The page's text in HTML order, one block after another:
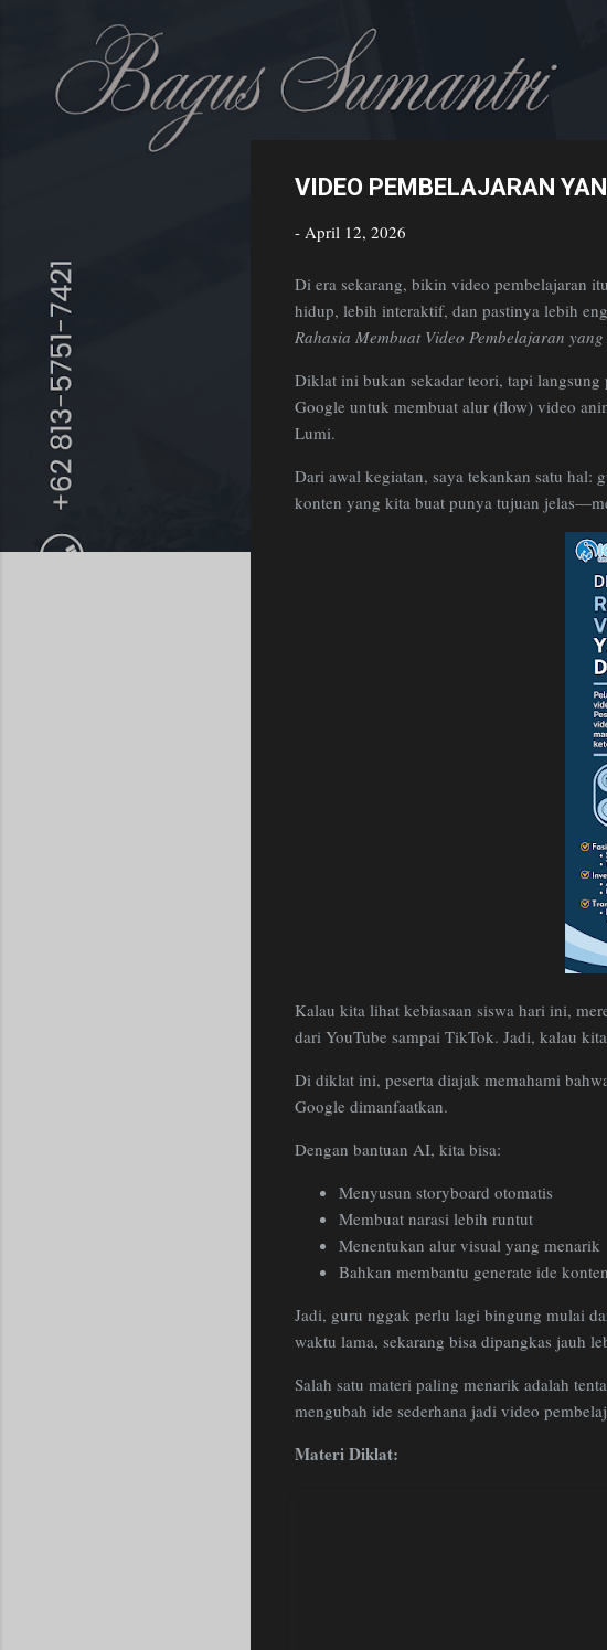
Bagus Sumantri
Golden Age Educator
VIDEO PEMBELAJARAN
- April 12, 2026
Di era sekarang, bikin video pembelajaran
hidup, lebih interaktif, dan pastinya lebih
Rahasia Membuat Video Pembelajaran
Diklat ini bukan sekadar teori, tapi
Google untuk membuat alur (flow) video
Lumi.
Dari awal kegiatan, saya tekankan satu hal:
konten yang kita buat punya tujuan
Kalau kita lihat kebiasaan siswa hari ini,
dari YouTube sampai TikTok. Jadi, kalau
Di diklat ini, peserta diajak memahami
Google dimanfaatkan.
Dengan bantuan AI, kita bisa:
Menyusun storyboard otomatis
Membuat narasi lebih runtut
Menentukan alur visual yang menarik
Bahkan membantu generate ide konten
Jadi, guru nggak perlu lagi bingung mulai
waktu lama, sekarang bisa dipangkas jauh
Salah satu materi paling menarik adalah
mengubah ide sederhana jadi video
Materi Diklat: